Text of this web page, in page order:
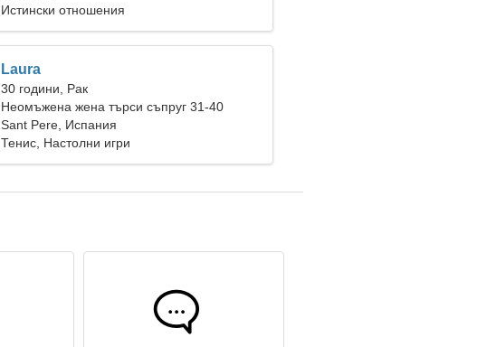
Истински отношения
Laura
30 години, Рак
Неомъжена жена търси съпруг 31-40
Sant Pere, Испания
Тенис, Настолни игри